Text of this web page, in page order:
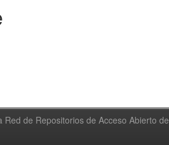
Red de Repositorios de Acceso Abierto